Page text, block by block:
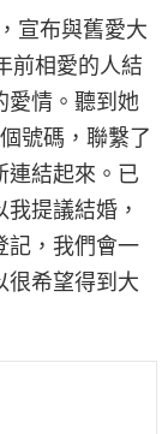
宣布與舊愛大
前相愛的人結
愛情。聽到她
號碼，聯繫了
連結起來。已
提議結婚，
記，我們會一
很希望得到大